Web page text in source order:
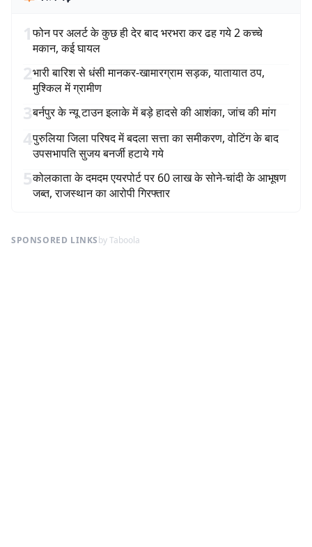
1फोन पर अलर्ट के कुछ ही देर बाद भरभरा कर ढह गये 2 कच्चे
मकान, कई घायल
2भारी बारिश से धंसी मानकर-खामारग्राम सड़क, यातायात ठप,
मुश्किल में ग्रामीण
3बर्नपुर के न्यू टाउन इलाके में बड़े हादसे की आशंका, जांच की मांग
4पुरुलिया जिला परिषद में बदला सत्ता का समीकरण, वोटिंग के बाद
उपसभापति सुजय बनर्जी हटाये गये
5कोलकाता के दमदम एयरपोर्ट पर 60 लाख के सोने-चांदी के आभूषण
जब्त, राजस्थान का आरोपी गिरफ्तार
SPONSORED LINKSby Taboola